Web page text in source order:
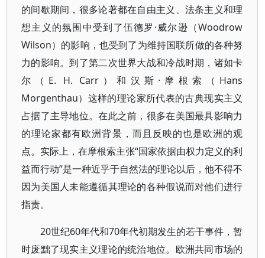
的间歇期间，很多论著都在自由主义、法条主义和理
想主义的氛围中受到了伍德罗·威尔逊（Woodrow
Wilson）的影响，也受到了为维持国联所做的各种努
力的影响。到了第二次世界大战和冷战时期，诸如卡
尔（E. H. Carr）和汉斯·摩根索（Hans
Morgenthau）这样的理论家所代表的古典现实主义
占据了主导地位。在此之前，很多在美国最具影响力
的理论家都有欧洲背景，而且反映的也是欧洲的观
点。实际上，在摩根索主张“国家依据由权力定义的利
益而行动”是一种近乎于自然法的理论以后，他不得不
因为美国人未能遵循其理论的各种假说而对他们进行
指责。
20世纪60年代和70年代初期发生的若干事件，暂
时废黜了现实主义理论的统治地位。欧洲共同市场的